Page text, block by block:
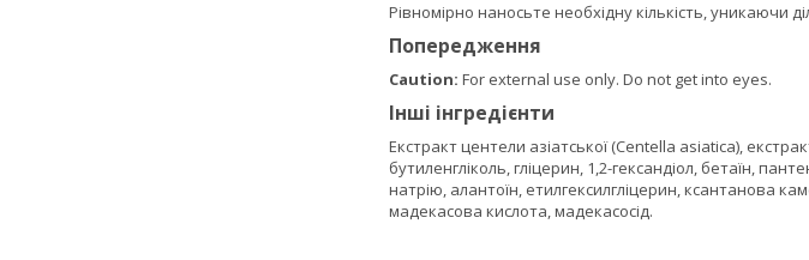
Рівномірно наносьте необхідну кількість, уникаючи
Попередження
Caution: For external use only. Do not get into eyes.
Інші інгредієнти
Екстракт центели азіатської (Centella asiatica),
бутиленгліколь, гліцерин, 1,2-гександіол, бетаїн,
натрію, алантоїн, етилгексилгліцерин, ксантанова
мадекасова кислота, мадекасосід.